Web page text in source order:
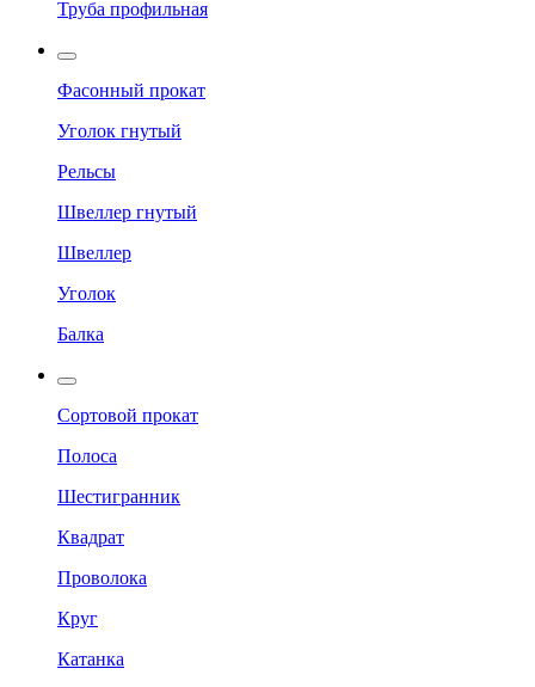
Труба профильная
Фасонный прокат
Уголок гнутый
Рельсы
Швеллер гнутый
Швеллер
Уголок
Балка
Сортовой прокат
Полоса
Шестигранник
Квадрат
Проволока
Круг
Катанка